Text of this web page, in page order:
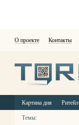
О проекте Контакты
Картина дня Ритейл
Темы: